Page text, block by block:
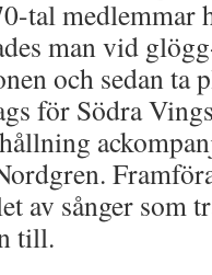
tal medlemmar
man vid
och sedan ta
för Södra
av sånger som
till.